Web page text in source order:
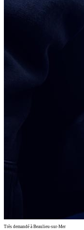
Très demandé à Beaulieu-sur-Mer